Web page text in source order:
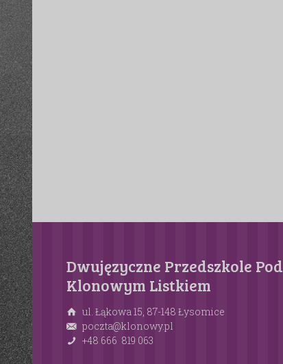
Dwujęzyczne Przedszkole Pod
Klonowym Listkiem
ul. Łąkowa 15, 87-148 Łysomice
poczta@klonowy.pl
+48 666 819 063